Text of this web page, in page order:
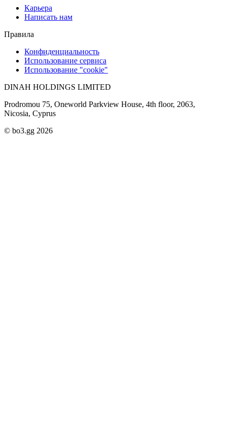
Карьера
Написать нам
Правила
Конфиденциальность
Использование сервиса
Использование "cookie"
DINAH HOLDINGS LIMITED
Prodromou 75, Oneworld Parkview House, 4th floor, 2063,
Nicosia, Cyprus
© bo3.gg 2026